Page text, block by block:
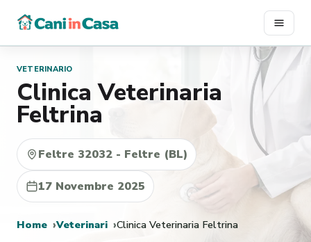
contenuto
VETERINARIO
Clinica Veterinaria
Feltrina
Feltre 32032 - Feltre (BL)
17 Novembre 2025
Home Veterinari Clinica Veterinaria Feltrina